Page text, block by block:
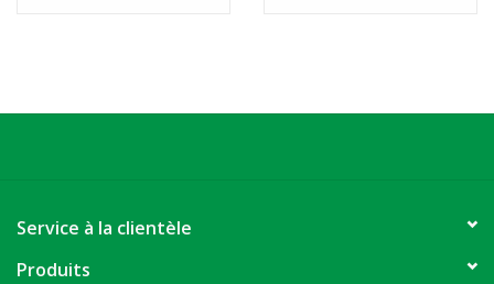
Service à la clientèle
Produits